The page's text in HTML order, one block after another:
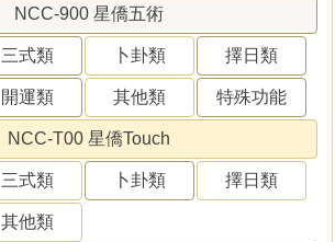
NCC-900 星僑五術
三式類 卜卦類 擇日類
開運類 其他類 特殊功能
NCC-T00 星僑Touch
三式類 卜卦類 擇日類
其他類